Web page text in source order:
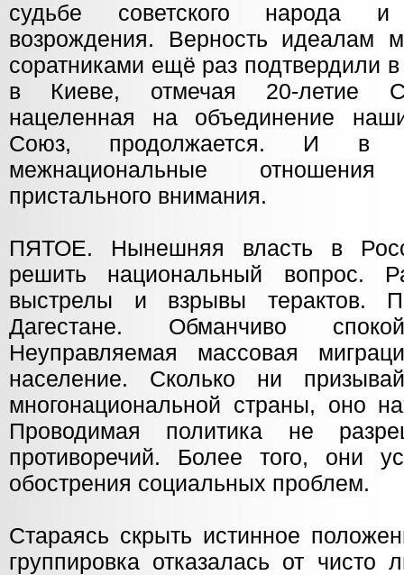
судьбе советского народа и
возрождения. Верность идеалам
соратниками ещё раз подтвердили
в Киеве, отмечая 20-летие
нацеленная на объединение
Союз, продолжается. И в
межнациональные
пристального внимания.
ПЯТОЕ. Нынешняя власть в
решить национальный вопрос.
выстрелы и взрывы терактов.
Дагестане. Обманчиво
Неуправляемая массовая
население. Сколько ни
многонациональной страны, оно
Проводимая политика не
противоречий. Более того, они
обострения социальных проблем.
Стараясь скрыть истинное
группировка отказалась от чисто